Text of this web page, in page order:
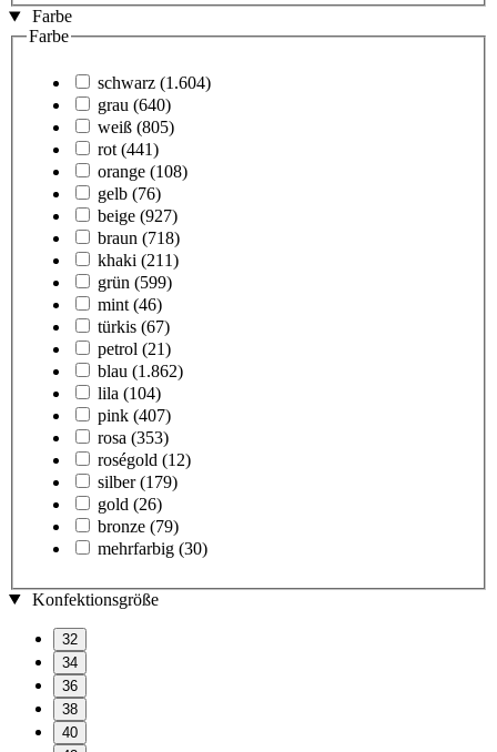
Farbe
Farbe
schwarz (1.604)
grau (640)
weiß (805)
rot (441)
orange (108)
gelb (76)
beige (927)
braun (718)
khaki (211)
grün (599)
mint (46)
türkis (67)
petrol (21)
blau (1.862)
lila (104)
pink (407)
rosa (353)
roségold (12)
silber (179)
gold (26)
bronze (79)
mehrfarbig (30)
Konfektionsgröße
32
34
36
38
40